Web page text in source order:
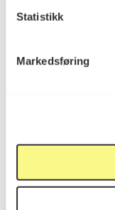
Statistikk
Markedsføring
Viktig